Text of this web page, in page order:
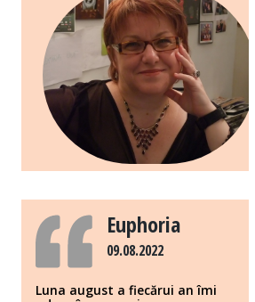
Euphoria
09.08.2022
Luna august a fiecărui an îmi